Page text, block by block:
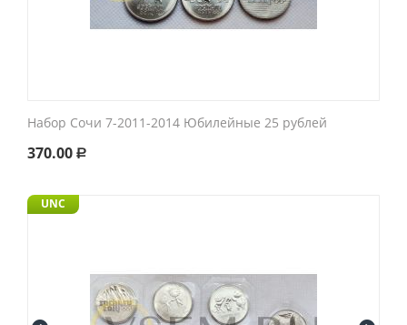
Набор Сочи 7-2011-2014 Юбилейные 25 рублей
370.00 Р
UNC